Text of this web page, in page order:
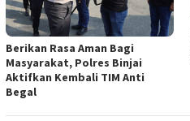
Berikan Rasa Aman Bagi
Masyarakat, Polres Binjai
Aktifkan Kembali TIM Anti
Begal